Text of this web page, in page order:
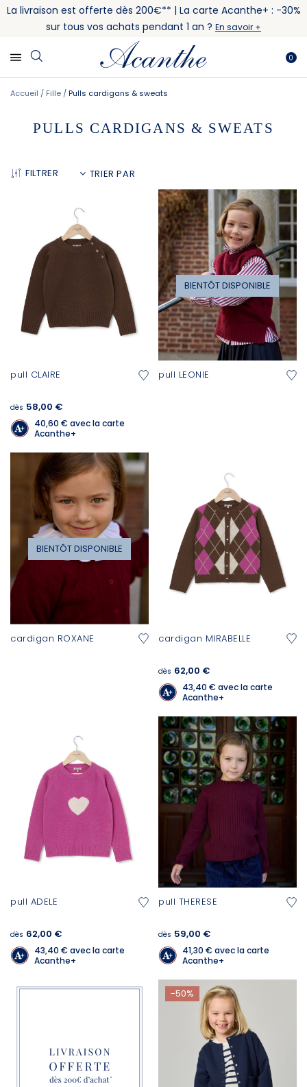
La livraison est offerte dès 200€** | La carte Acanthe+ : -30%
sur tous vos achats pendant 1 an ? En savoir +
0
Accueil Fille Pulls cardigans & sweats
PULLS CARDIGANS & SWEATS
FILTRER
pull CLAIRE
dès 58,00 €
40,60 € avec la carte
Acanthe+
BIENTÔT DISPONIBLE
pull LEONIE
BIENTÔT DISPONIBLE
cardigan ROXANE cardigan MIRABELLE
dès 62,00 €
43,40 € avec la carte
Acanthe+
pull ADELE
dès 62,00 €
43,40 € avec la carte
Acanthe+
pull THERESE
dès 59,00 €
41,30 € avec la carte
Acanthe+
-50%